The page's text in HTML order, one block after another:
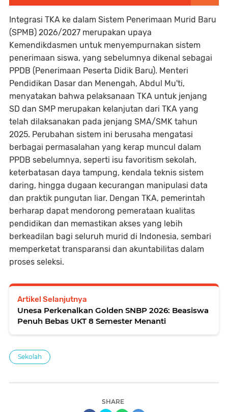
Integrasi TKA ke dalam Sistem Penerimaan Murid Baru
(SPMB) 2026/2027 merupakan upaya
Kemendikdasmen untuk menyempurnakan sistem
penerimaan siswa, yang sebelumnya dikenal sebagai
PPDB (Penerimaan Peserta Didik Baru). Menteri
Pendidikan Dasar dan Menengah, Abdul Mu'ti,
menyatakan bahwa pelaksanaan TKA untuk jenjang
SD dan SMP merupakan kelanjutan dari TKA yang
telah dilaksanakan pada jenjang SMA/SMK tahun
2025. Perubahan sistem ini berusaha mengatasi
berbagai permasalahan yang kerap muncul dalam
PPDB sebelumnya, seperti isu favoritism sekolah,
keterbatasan daya tampung, kendala teknis sistem
daring, hingga dugaan kecurangan manipulasi data
dan praktik pungutan liar. Dengan TKA, pemerintah
berharap dapat mendorong pemerataan kualitas
pendidikan dan memastikan akses yang lebih
berkeadilan bagi seluruh murid di Indonesia, sembari
memperketat transparansi dan akuntabilitas dalam
proses seleksi.
Artikel Selanjutnya
Unesa Perkenalkan Golden SNBP 2026: Beasiswa
Penuh Bebas UKT 8 Semester Menanti
Sekolah
SHARE